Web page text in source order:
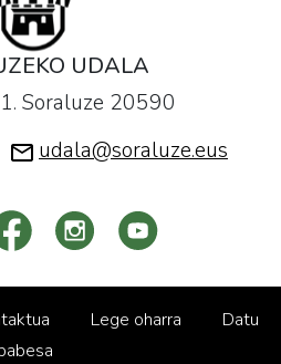
UDALA
Soraluze 20590
udala@soraluze.eus
Lege oharra
Datu